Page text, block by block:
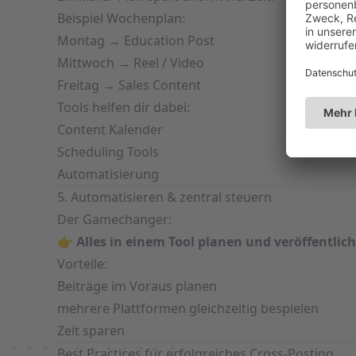
Beispiel Wochenplan:
Montag → Education Post
Mittwoch → Reel / Video
Freitag → Sales Content
Tools helfen dir dabei:
Content Kalender
Scheduling Tools
Automatisierung
5. Automatisieren & zentral steuern
Der Gamechanger:
👉 Alles in einem Tool planen und
Vorteile:
Beiträge im Voraus planen
mehrere Plattformen gleichzeitig bespielen
Zeit sparen